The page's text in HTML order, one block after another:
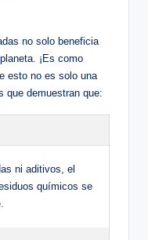
no solo beneficia
¡Es como
esto no es solo una
que demuestran que:
ni aditivos, el
químicos se